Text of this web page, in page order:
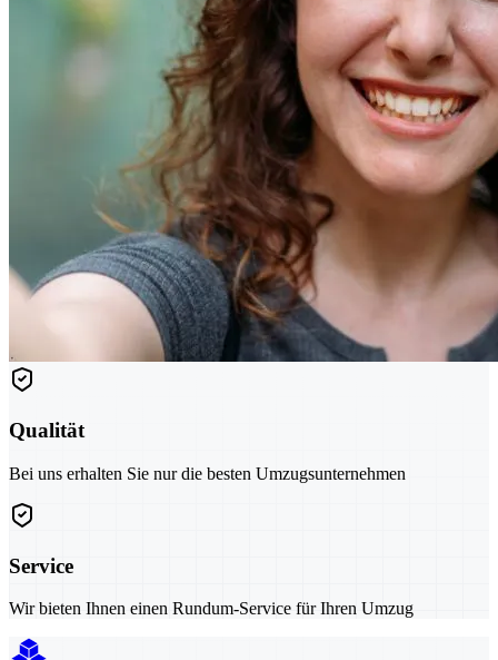
Qualität
Bei uns erhalten Sie nur die besten Umzugsunternehmen
Service
Wir bieten Ihnen einen Rundum-Service für Ihren Umzug